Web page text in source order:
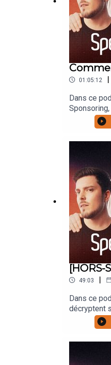
01:05:12 |
Dans ce
épisodes
au format
:https://
https://
[HORS-
49:03 |
Dans ce
décryptent
podcast
:https://
https://